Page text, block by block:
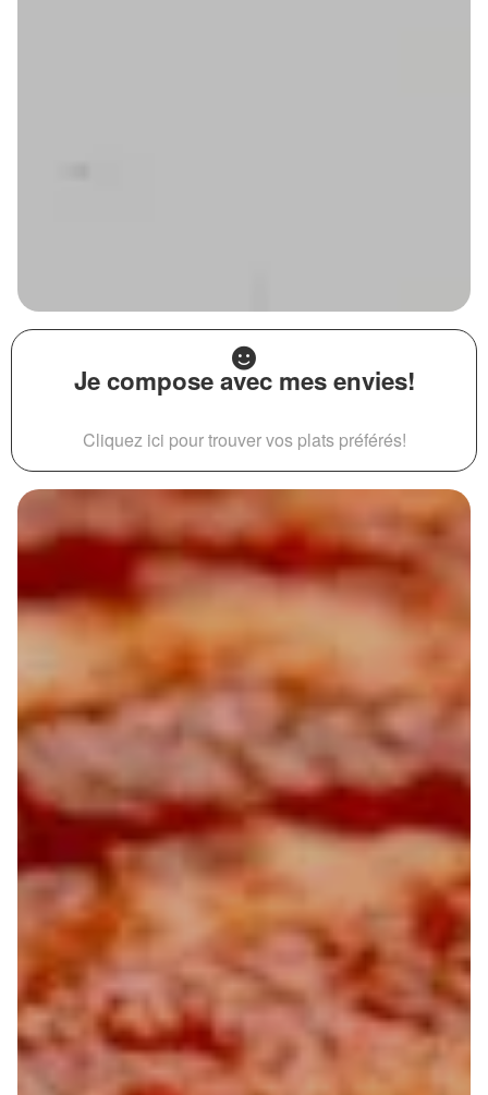
Je compose avec mes envies!
Cliquez ici pour trouver vos plats préférés!